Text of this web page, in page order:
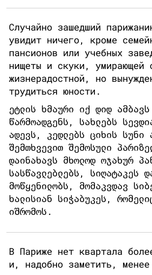
Случайно зашедший
увидит ничего, кроме
пансионов или учебных
нищеты и скуки, умирающей
жизнерадостной, но
трудиться юности.
ეტლის ხმაური იქ დიდ ამბავს
წარმოადგენს, სახლებს
ადევს, კედლებს ციხის სუნი
შემთხვევით შემოსული
დაინახავს მხოლოდ ოჯახურ
სასწავლებლებს, სიღატაკეს
მოწყენილობს, მომაკვდავ
ხალისიან სიჭაბუკეს,
იშრომოს.
В Париже нет квартала
и, надобно заметить, менее